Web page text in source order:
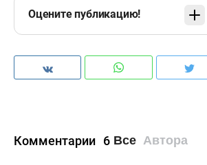
Оцените публикацию!
Комментарии 6 Все Автора